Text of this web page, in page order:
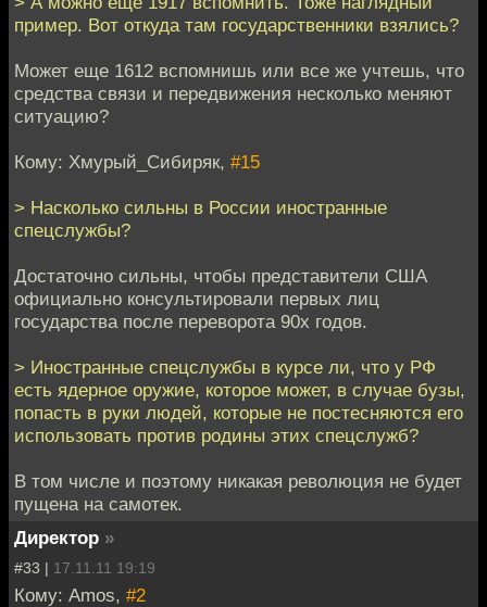
пример. Вот откуда там государственники взялись?
Может еще 1612 вспомнишь или все же учтешь, что
средства связи и передвижения несколько меняют
ситуацию?
Кому: Хмурый_Сибиряк, #15
> Насколько сильны в России иностранные
спецслужбы?
Достаточно сильны, чтобы представители США
официально консультировали первых лиц
государства после переворота 90х годов.
> Иностранные спецслужбы в курсе ли, что у РФ
есть ядерное оружие, которое может, в случае бузы,
попасть в руки людей, которые не постесняются его
использовать против родины этих спецслужб?
В том числе и поэтому никакая революция не будет
пущена на самотек.
Директор »
#33 | 17.11.11 19:19
Кому: Amos, #2